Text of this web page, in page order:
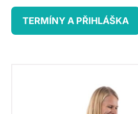
TERMÍNY A PŘIHLÁŠKA